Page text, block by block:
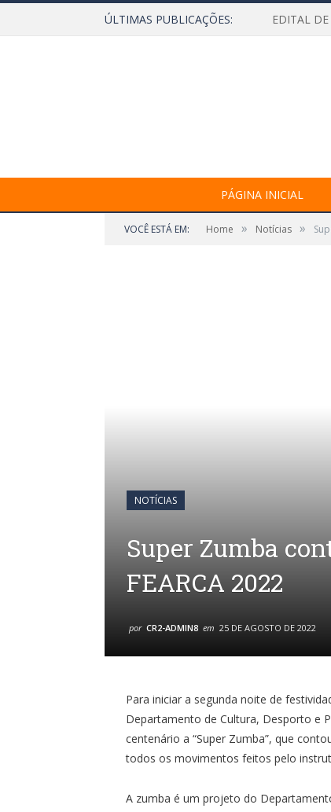
ÚLTIMAS PUBLICAÇÕES: EDITAL
PÁGINA INICIAL
VOCÊ ESTÁ EM: Home » Notícias »
NOTÍCIAS
Super Zumba
FEARCA 2022
por CR2-ADMIN8 em 25 DE AGOSTO DE 2022
Para iniciar a segunda noite de
Departamento de Cultura, Desporto e
centenário a “Super Zumba”, que
todos os movimentos feitos pelo
A zumba é um projeto do